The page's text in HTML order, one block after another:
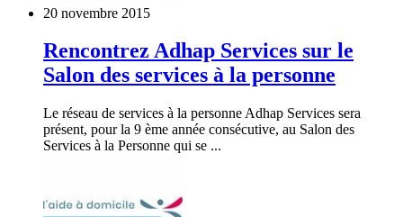
20 novembre 2015
Rencontrez Adhap Services sur le
Salon des services à la personne
Le réseau de services à la personne Adhap Services sera
présent, pour la 9 ème année consécutive, au Salon des
Services à la Personne qui se ...